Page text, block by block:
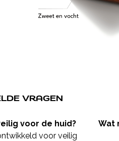
VRAGEN
voor de huid?
voor veilig
Wat